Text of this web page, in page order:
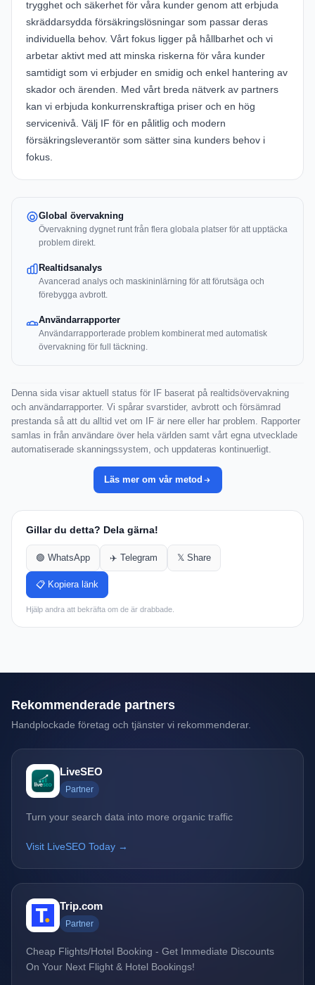
trygghet och säkerhet för våra kunder genom att erbjuda
skräddarsydda försäkringslösningar som passar deras
individuella behov. Vårt fokus ligger på hållbarhet och vi
arbetar aktivt med att minska riskerna för våra kunder
samtidigt som vi erbjuder en smidig och enkel hantering av
skador och ärenden. Med vårt breda nätverk av partners
kan vi erbjuda konkurrenskraftiga priser och en hög
servicenivå. Välj IF för en pålitlig och modern
försäkringsleverantör som sätter sina kunders behov i
fokus.
Global övervakning
Övervakning dygnet runt från flera globala platser för att upptäcka
problem direkt.
Realtidsanalys
Avancerad analys och maskininlärning för att förutsäga och
förebygga avbrott.
Användarrapporter
Användarrapporterade problem kombinerat med automatisk
övervakning för full täckning.
Denna sida visar aktuell status för IF baserat på realtidsövervakning
och användarrapporter. Vi spårar svarstider, avbrott och försämrad
prestanda så att du alltid vet om IF är nere eller har problem. Rapporter
samlas in från användare över hela världen samt vårt egna utvecklade
automatiserade skanningssystem, och uppdateras kontinuerligt.
Läs mer om vår metod
Gillar du detta? Dela gärna!
🟢 WhatsApp ✈️ Telegram 𝕏 Share
📋 Kopiera länk
Hjälp andra att bekräfta om de är drabbade.
Rekommenderade partners
Handplockade företag och tjänster vi rekommenderar.
LiveSEO
Partner
Turn your search data into more organic traffic
Visit LiveSEO Today →
Trip.com
Partner
Cheap Flights/Hotel Booking - Get Immediate Discounts
On Your Next Flight & Hotel Bookings!